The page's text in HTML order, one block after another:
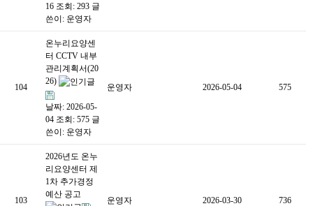
16 조회: 293 글
쓴이: 운영자
104
온누리요양센
터 CCTV 내부
관리계획서(20
26)
날짜: 2026-05-
04 조회: 575 글
쓴이: 운영자
운영자 2026-05-04 575
103
2026년도 온누
리요양센터 제
1차 추가경정
예산 공고
운영자 2026-03-30 736